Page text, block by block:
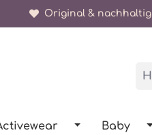
Original & nachhaltig
Baby